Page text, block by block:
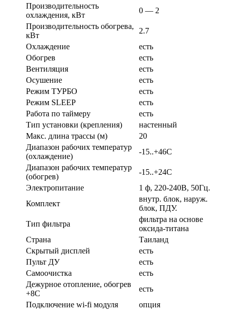
Производительность
охлаждения, кВт
0 — 2
Производительность обогрева,
кВт
2.7
Охлаждение
есть
Обогрев
есть
Вентиляция
есть
Осушение
есть
Режим ТУРБО
есть
Режим SLEEP
есть
Работа по таймеру
есть
Тип установки (крепления)
настенный
Макс. длина трассы (м)
20
Диапазон рабочих температур
(охлаждение)
-15..+46С
Диапазон рабочих температур
(обогрев)
-15..+24С
Электропитание
1 ф, 220-240В, 50Гц.
Комплект
внутр. блок, наруж.
блок, ПДУ.
Тип фильтра
фильтра на основе
оксида-титана
Страна
Таиланд
Скрытый дисплей
есть
Пульт ДУ
есть
Самоочистка
есть
Дежурное отопление, обогрев
+8С
есть
Подключение wi-fi модуля
опция